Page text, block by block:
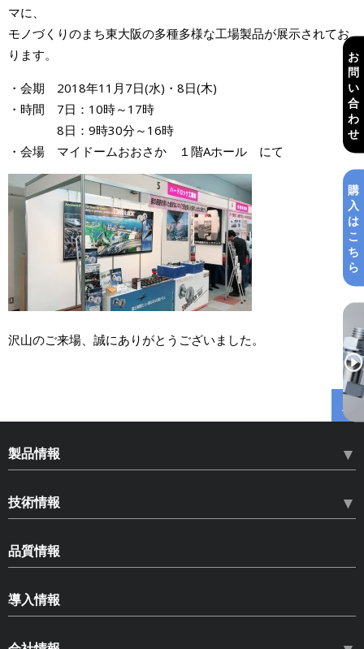
お
問
い
合
わ
せ
購
入
は
こ
ち
ら
マに、
モノづくりのまち東大阪の多種多様な工場製品が展示されてお
ります。
・会期 2018年11月7日(水)・8日(木)
・時間 7日：10時～17時
8日：9時30分～16時
・会場 マイドームおおさか １階Aホール にて
沢山のご来場、誠にありがとうございました。
製品情報
HLN ハードロックナット
HLB ハードロックベアリングナット
SLB スペースロックベアリングナット
コピー商品への注意
技術情報
ねじのゆるみ
ゆるみ止め部品の種類とその効果
ハードロックナットについて
品質情報
品質情報
品質保証体制
環境に対する取り組み
導入情報
安全を開発し、安心を提供